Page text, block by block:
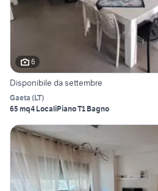
6
Disponibile da settembre
Gaeta (LT)
65 mq4 LocaliPiano T1 Bagno